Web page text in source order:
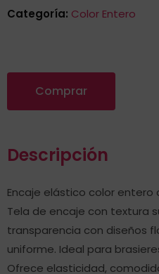
Categoría: Color Entero
Comprar
Descripción
Encaje elástico color entero
Tela de encaje con textura
transparencia con diseños
uniforme. Ideal para
Ofrece elasticidad,